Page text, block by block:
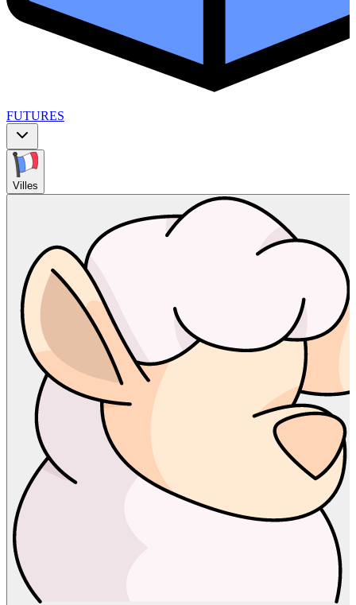
FUTURES
Villes